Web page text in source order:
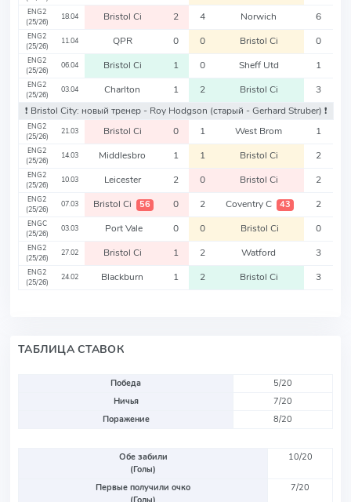
ENG2
(25/26)
18.04 Bristol Ci 2 4 Norwich 6
ENG2
(25/26)
11.04 QPR 0 0 Bristol Ci 0
ENG2
(25/26)
06.04 Bristol Ci 1 0 Sheff Utd 1
ENG2
(25/26)
03.04 Charlton 1 2 Bristol Ci
3
❗️ Bristol City: новый тренер - Roy Hodgson (старый - Gerhard Struber) ❗️
ENG2
(25/26)
21.03 Bristol Ci 0 1 West Brom 1
ENG2
(25/26)
14.03 Middlesbro 1 1 Bristol Ci 2
ENG2
(25/26)
10.03 Leicester 2 0 Bristol Ci 2
ENG2
(25/26)
07.03 Bristol Ci 56 0 2 Coventry C 43 2
ENGC
(25/26)
03.03 Port Vale 0 0 Bristol Ci 0
ENG2
(25/26)
27.02 Bristol Ci 1 2 Watford 3
ENG2
(25/26)
24.02 Blackburn 1 2 Bristol Ci 3
ТАБЛИЦА СТАВОК
Победа
5/20
Ничья
7/20
Поражение
8/20
Обе забили
(Голы)
10/20
Первые получили очко
7/20